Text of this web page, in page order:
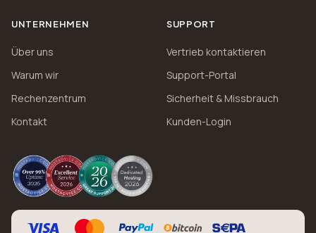
UNTERNEHMEN
Über uns
Warum wir
Rechenzentrum
Kontakt
SUPPORT
Vertrieb kontaktieren
Support-Portal
Sicherheit & Missbrauch
Kunden-Login